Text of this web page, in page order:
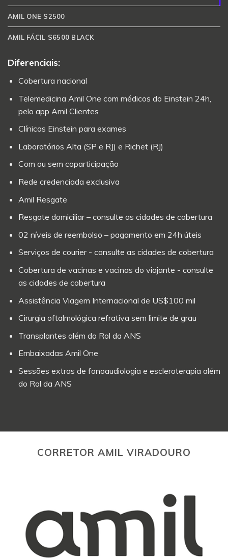
AMIL ONE S2500
AMIL FÁCIL S6500 BLACK
Diferenciais:
Cobertura nacional
Telemedicina Amil One com médicos do Einstein 24h,
pelo app Amil Clientes
Clínicas Einstein para exames
Laboratórios Alta (SP e RJ) e Richet (RJ)
Com ou sem coparticipação
Rede credenciada exclusiva
Amil Resgate
Resgate domiciliar – consulte as cidades de cobertura
02 níveis de reembolso – pagamento em 24h úteis
Serviços de courier - consulte as cidades de cobertura
Cobertura de vacinas e vacinas do viajante - consulte
as cidades de cobertura
Assistência Viagem Internacional de US$100 mil
Cirurgia oftalmológica refrativa sem limite de grau
Transplantes além do Rol da ANS
Embaixadas Amil One
Sessões extras de fonoaudiologia e escleroterapia além
do Rol da ANS
CORRETOR AMIL VIRADOURO